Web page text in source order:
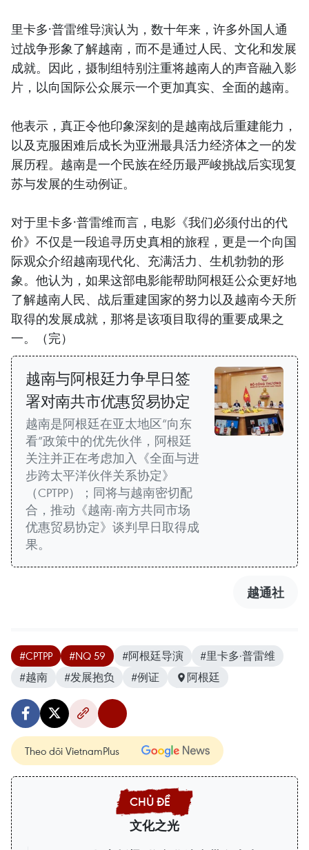
里卡多·普雷维导演认为，数十年来，许多外国人通
过战争形象了解越南，而不是通过人民、文化和发展
成就。因此，摄制组特别注重将越南人的声音融入影
片，以向国际公众展示一个更加真实、全面的越南。
他表示，真正令他印象深刻的是越南战后重建能力，
以及克服困难后成长为亚洲最具活力经济体之一的发
展历程。越南是一个民族在经历最严峻挑战后实现复
苏与发展的生动例证。
对于里卡多·普雷维而言，电影《我们必须付出的代
价》不仅是一段追寻历史真相的旅程，更是一个向国
际观众介绍越南现代化、充满活力、生机勃勃的形
象。他认为，如果这部电影能帮助阿根廷公众更好地
了解越南人民、战后重建国家的努力以及越南今天所
取得的发展成就，那将是该项目取得的重要成果之
一。（完）
越南与阿根廷力争早日签
署对南共市优惠贸易协定
越南是阿根廷在亚太地区“向东
看”政策中的优先伙伴，阿根廷
关注并正在考虑加入《全面与进
步跨太平洋伙伴关系协定》
（CPTPP）；同将与越南密切配
合，推动《越南-南方共同市场
优惠贸易协定》谈判早日取得成
果。
越通社
#CPTPP #NQ 59 #阿根廷导演
#里卡多·普雷维
#越南
#发展抱负 #例证 阿根廷
Theo dõi VietnamPlus
文化之光